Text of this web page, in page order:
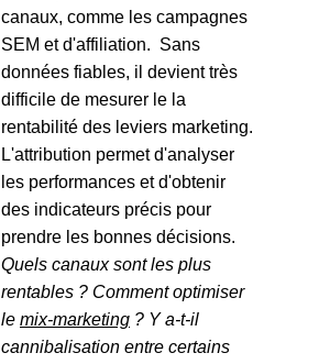
canaux, comme les campagnes
SEM et d'affiliation. Sans
données fiables, il devient très
difficile de mesurer le la
rentabilité des leviers marketing.
L'attribution permet d'analyser
les performances et d'obtenir
des indicateurs précis pour
prendre les bonnes décisions.
Quels canaux sont les plus
rentables ? Comment optimiser
le mix-marketing ? Y a-t-il
cannibalisation entre certains